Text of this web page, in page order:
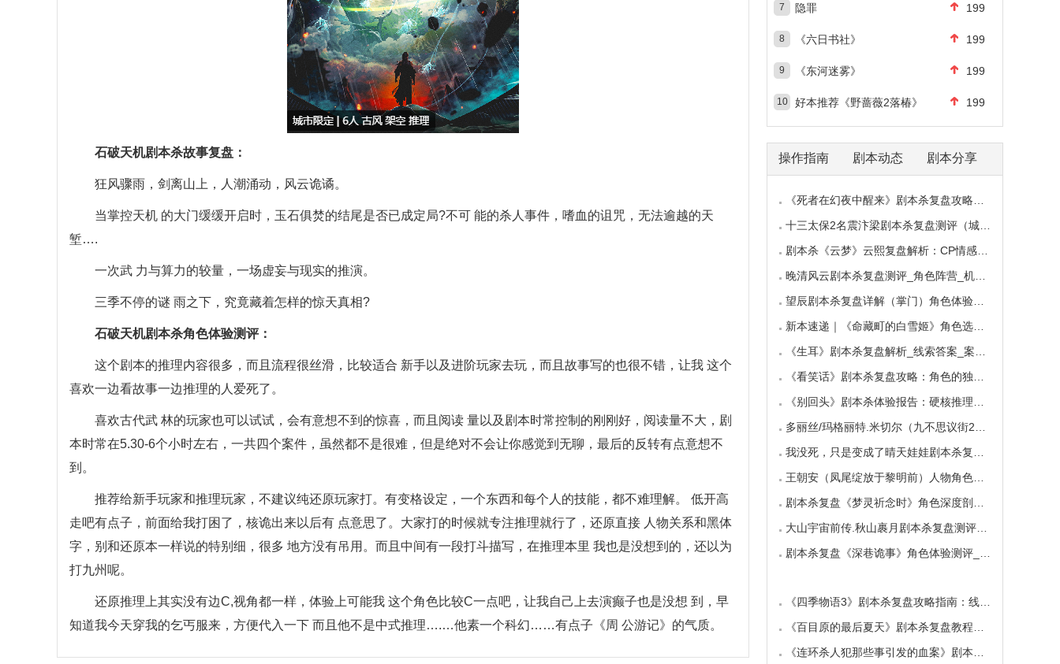
石破天机剧本杀故事复盘：
狂风骤雨，剑离山上，人潮涌动，风云诡谲。
当掌控天机 的大门缓缓开启时，玉石俱焚的结尾是否已成定局?不可 能的杀人事件，嗜血的诅咒，无法逾越的天
堑….
一次武 力与算力的较量，一场虚妄与现实的推演。
三季不停的谜 雨之下，究竟藏着怎样的惊天真相?
石破天机剧本杀角色体验测评：
这个剧本的推理内容很多，而且流程很丝滑，比较适合 新手以及进阶玩家去玩，而且故事写的也很不错，让我 这个
喜欢一边看故事一边推理的人爱死了。
喜欢古代武 林的玩家也可以试试，会有意想不到的惊喜，而且阅读 量以及剧本时常控制的刚刚好，阅读量不大，剧
本时常在5.30-6个小时左右，一共四个案件，虽然都不是很难，但是绝对不会让你感觉到无聊，最后的反转有点意想不
到。
推荐给新手玩家和推理玩家，不建议纯还原玩家打。有变格设定，一个东西和每个人的技能，都不难理解。 低开高
走吧有点子，前面给我打困了，核诡出来以后有 点意思了。大家打的时候就专注推理就行了，还原直接 人物关系和黑体
字，别和还原本一样说的特别细，很多 地方没有吊用。而且中间有一段打斗描写，在推理本里 我也是没想到的，还以为
打九州呢。
还原推理上其实没有边C,视角都一样，体验上可能我 这个角色比较C一点吧，让我自己上去演癫子也是没想 到，早
知道我今天穿我的乞丐服来，方便代入一下 而且他不是中式推理….…他素一个科幻……有点子《周 公游记》的气质。
7 隐罪 199
8 《六日书社》 199
9 《东河迷雾》 199
10 好本推荐《野蔷薇2落椿》 199
操作指南 剧本动态 剧本分享
《死者在幻夜中醒来》剧本杀复盘攻略指南：叙
十三太保2名震汴梁剧本杀复盘测评（城限本）线
剧本杀《云梦》云熙复盘解析：CP情感线+核心诡
晚清风云剧本杀复盘测评_角色阵营_机制规则_线
望辰剧本杀复盘详解（掌门）角色体验测评/完整
新本速递｜《命藏町的白雪姬》角色选择指南：
《生耳》剧本杀复盘解析_线索答案_案件推理_故
《看笑话》剧本杀复盘攻略：角色的独特视角与
《别回头》剧本杀体验报告：硬核推理与恐怖演
多丽丝/玛格丽特.米切尔（九不思议街2雪境奇航
我没死，只是变成了晴天娃娃剧本杀复盘测评（
王朝安（凤尾绽放于黎明前）人物角色海报简介
剧本杀复盘《梦灵祈念时》角色深度剖析：每个
大山宇宙前传.秋山裹月剧本杀复盘测评（保姆教
剧本杀复盘《深巷诡事》角色体验测评_任务推理
《四季物语3》剧本杀复盘攻略指南：线索抉择
《百目原的最后夏天》剧本杀复盘教程：百目诅
《连环杀人犯那些事引发的血案》剧本杀复盘：